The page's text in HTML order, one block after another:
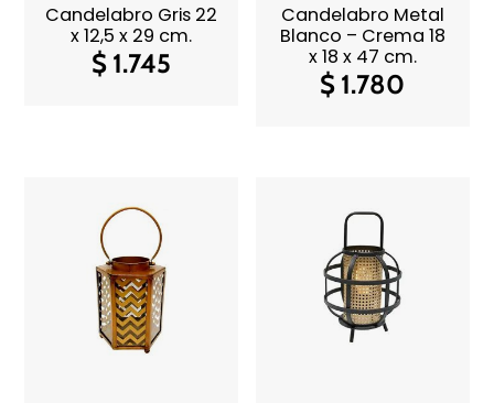
Candelabro Gris 22
x 12,5 x 29 cm.
$ 1.745
Candelabro Metal
Blanco – Crema 18
x 18 x 47 cm.
$ 1.780